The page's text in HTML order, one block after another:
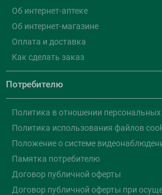
Об интернет-аптеке
Об интернет-магазине
Оплата и доставка
Как сделать заказ
Потребителю
Политика в отношении
Политика использования файлов
Положение о системе
Памятка потребителю
Договор публичной оферты
Договор публичной оферты при